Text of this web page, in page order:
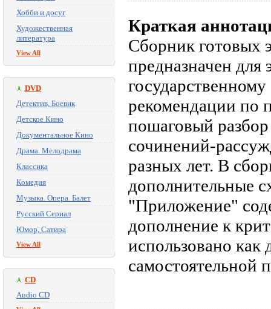
Хобби и досуг
Художественная
литература
View All
DVD
Детектив, Боевик
Детское Кино
Документальное Кино
Драма. Мелодрама
Классика
Комедия
Музыка. Опера. Балет
Русский Сериал
Юмор, Сатира
View All
CD
Audio CD
Краткая
Сборник готовых
предназначен
рекомендации по
пошаговый
сочинений-
разных лет. В
дополнительные
"Приложение"
дополнение к
использовано как
самостоятельной